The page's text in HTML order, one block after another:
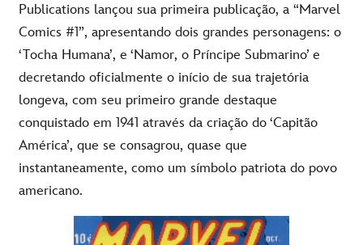
Publications lançou sua primeira publicação, a “Marvel
Comics #1”, apresentando dois grandes personagens: o
‘Tocha Humana’, e ‘Namor, o Príncipe Submarino’ e
decretando oficialmente o início de sua trajetória
longeva, com seu primeiro grande destaque
conquistado em 1941 através da criação do ‘Capitão
América’, que se consagrou, quase que
instantaneamente, como um símbolo patriota do povo
americano.